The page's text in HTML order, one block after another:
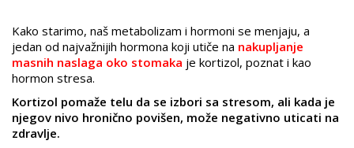
Kako starimo, naš metabolizam i hormoni se menjaju, a
jedan od najvažnijih hormona koji utiče na nakupljanje
masnih naslaga oko stomaka je kortizol, poznat i kao
hormon stresa.
Kortizol pomaže telu da se izbori sa stresom, ali kada je
njegov nivo hronično povišen, može negativno uticati na
zdravlje.